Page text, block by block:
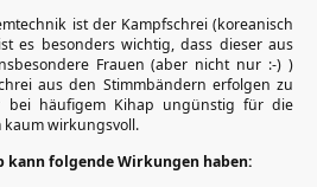
ist der Kampfschrei (koreanisch
es besonders wichtig, dass dieser aus
Frauen (aber nicht nur :-) )
aus den Stimmbändern erfolgen zu
bei häufigem Kihap ungünstig für die
kaum wirkungsvoll.
kann folgende Wirkungen haben: